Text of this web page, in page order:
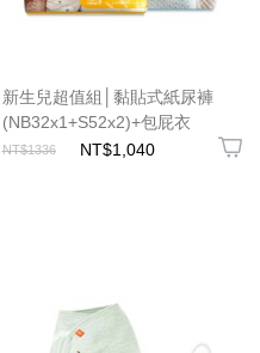
新生兒超值組│黏貼式紙尿褲
(NB32x1+S52x2)+包屁衣
NT$1336 NT$1,040